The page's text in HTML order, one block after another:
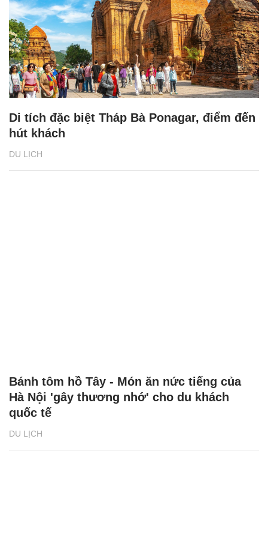
DU LỊCH
Di tích đặc biệt Tháp Bà Ponagar, điểm đến
hút khách
DU LỊCH
Bánh tôm hồ Tây - Món ăn nức tiếng của
Hà Nội 'gây thương nhớ' cho du khách
quốc tế